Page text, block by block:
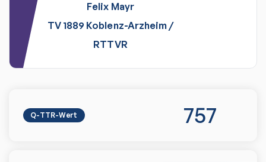
Felix Mayr
TV 1889 Koblenz-Arzheim /
RTTVR
Q-TTR-Wert 757